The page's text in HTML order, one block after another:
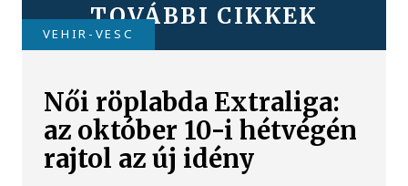
TOVÁBBI CIKKEK
VEHIR-VESC
Női röplabda Extraliga:
az október 10-i hétvégén
rajtol az új idény